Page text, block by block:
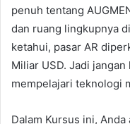
penuh tentang
dan ruang lingkupnya
ketahui, pasar AR
Miliar USD. Jadi
mempelajari teknologi
Dalam Kursus ini, Anda